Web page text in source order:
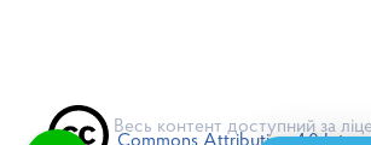
Весь контент доступний за